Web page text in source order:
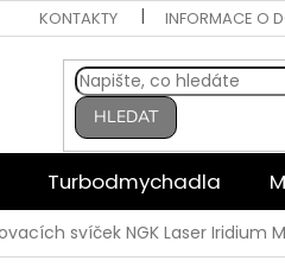
KONTAKTY INFORMACE O
HLEDAT
Turbodmychadla
svíček NGK Laser Iridium